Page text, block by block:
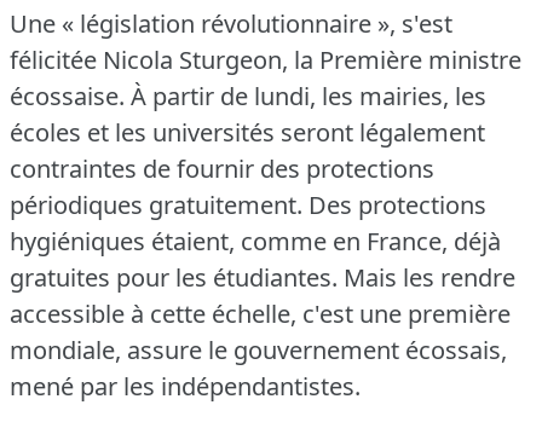
Une « législation révolutionnaire », s'est
félicitée Nicola Sturgeon, la Première ministre
écossaise. À partir de lundi, les mairies, les
écoles et les universités seront légalement
contraintes de fournir des protections
périodiques gratuitement. Des protections
hygiéniques étaient, comme en France, déjà
gratuites pour les étudiantes. Mais les rendre
accessible à cette échelle, c'est une première
mondiale, assure le gouvernement écossais,
mené par les indépendantistes.